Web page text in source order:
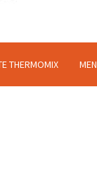
THERMOMIX